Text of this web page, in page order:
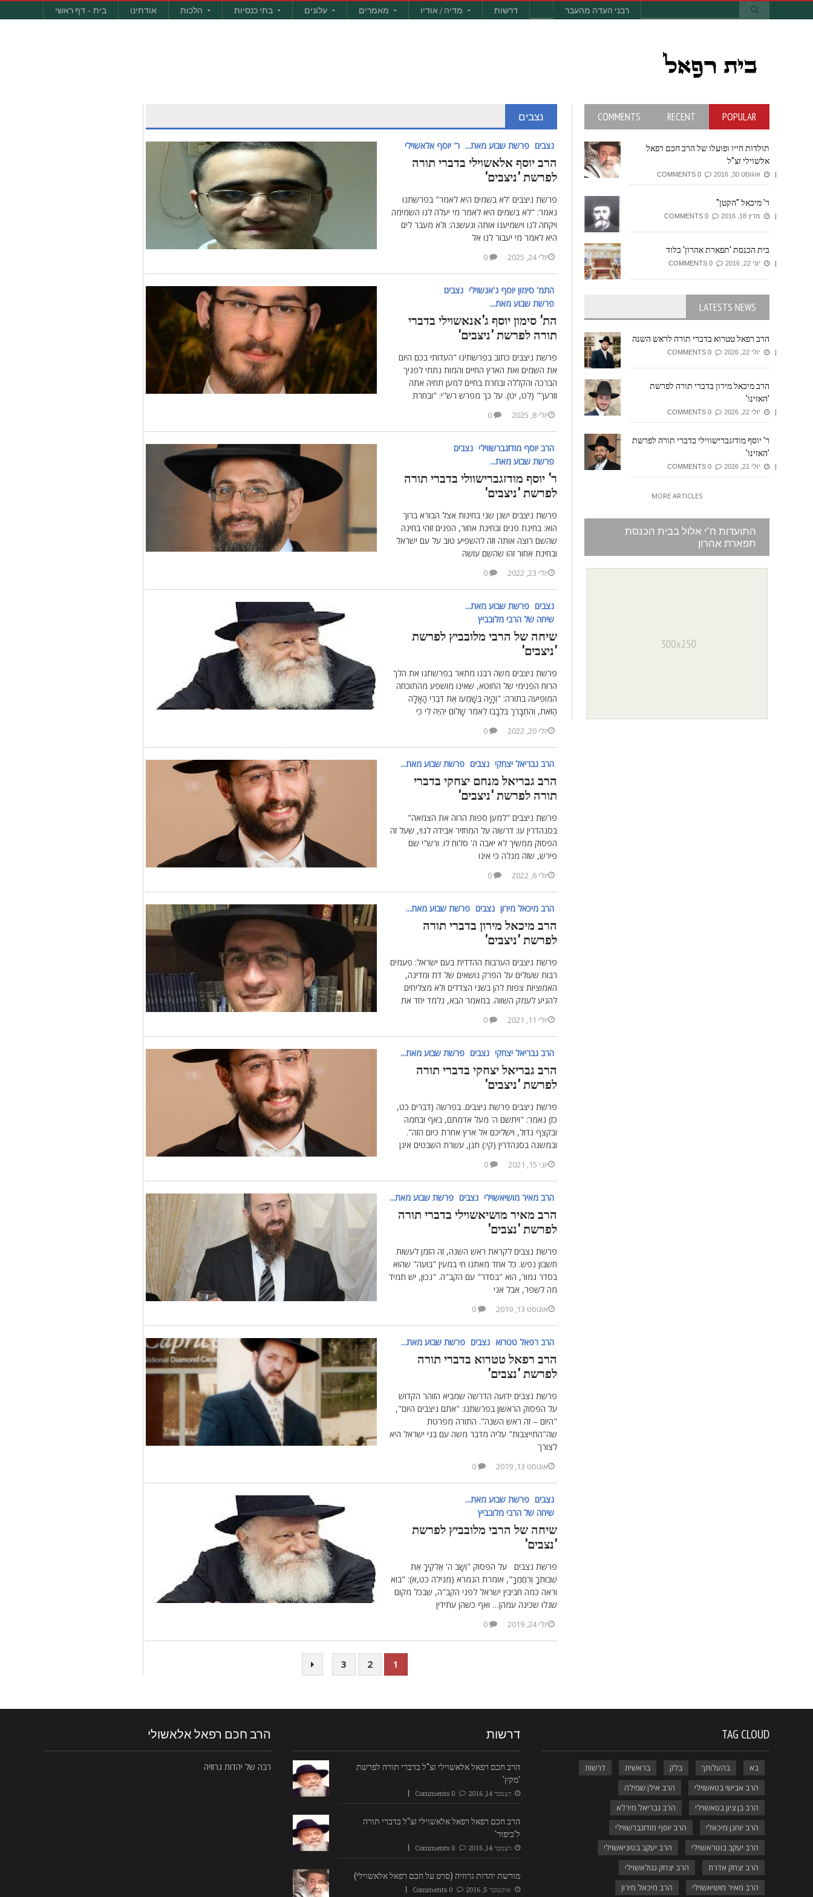
בית – דף ראשי אודתינו הלכות בתי כנסיות עלונים מאמרים מדיה / אודיו דרשות רבני העדה מהעבר
נצבים
נצבים פרשת שבוע מאת... ר' יוסף אלאשוילי
הרב יוסף אלאשוילי בדברי תורה
לפרשת 'ניצבים'
פרשת ניצבים 'לא בשמים היא לאמר" בפרשתנו
נאמר: "לא בשמים היא לאמר מי יעלה לנו השמימה
ויקחה לנו וישמיענו אותה ונעשנה: ולא מעבר לים
היא לאמר מי יעבור לנו אל
יולי 24, 2025
התמ' סימון יוסף ג'אנשוילי נצבים
פרשת שבוע מאת...
הת' סימון יוסף ג'אנאשוילי בדברי
תורה לפרשת 'ניצבים'
פרשת ניצבים כתוב בפרשתינו "העדותי בכם היום
את השמים ואת הארץ החיים והמות נתתי לפניך
הברכה והקללה ובחרת בחיים למען תחיה אתה
וזרעך" (לט, יט). על כך מפרש רש"י: "ובחרת
יולי 8, 2025
הרב יוסף מודזגברשווילי נצבים
פרשת שבוע מאת...
ר' יוסף מודזגברישוולי בדברי תורה
לפרשת 'ניצבים'
פרשת ניצבים ישנן שני בחינות אצל הבורא ברוך
הוא: בחינת פנים ובחינת אחור, הפנים זוהי בחינה
שהשם רוצה אותה וזה להשפיע טוב על עם ישראל
ובחינת אחור זהו שהשם עושה
יולי 23, 2022
נצבים פרשת שבוע מאת...
שיחה של הרבי מלובביץ
שיחה של הרבי מלובביץ לפרשת
'ניצבים'
פרשת ניצבים משה רבנו מתאר בפרשתנו את הלך
הרוח הפנימי של החוטא, שאינו מושפע מהתוכחה
המופיעה בתורה: "וְהָיָה בְּשָׁמְעוֹ אֶת דִּבְרֵי הָאָלָה
הַזֹּאת, וְהִתְבָּרֵךְ בִּלְבָבוֹ לֵאמֹר שָׁלוֹם יִהְיֶה לִּי כִּי
יולי 20, 2022
הרב גבריאל יצחקי נצבים פרשת שבוע מאת...
הרב גבריאל מנחם יצחקי בדברי
תורה לפרשת 'ניצבים'
פרשת ניצבים "למען ספות הרוה את הצמאה"
בסנהדרין עו: דרשוה על המחזיר אבידה לגוי, שעל זה
הפסוק ממשיך לא יאבה ה' סלוח לו. ורש"י שם
פירש, שזה מגלה כי אינו
יולי 6, 2022
הרב מיכאל מירון נצבים פרשת שבוע מאת...
הרב מיכאל מירון בדברי תורה
לפרשת 'ניצבים'
פרשת ניצבים הערבות ההדדית בעם ישראל: פעמים
רבות שעולים על הפרק נושאים של דת ומדינה,
האמוציות צפות להן בשני הצדדים ולא מצליחים
להגיע לעמק השווה. במאמר הבא, נלמד יחד את
יולי 11, 2021
הרב גבריאל יצחקי נצבים פרשת שבוע מאת...
הרב גבריאל יצחקי בדברי תורה
לפרשת 'ניצבים'
פרשת ניצבים פרשת ניצבים. בפרשה (דברים כט,
כז) נאמר: "ויתשם ה' מעל אדמתם, באף ובחמה
ובקצף גדול, וישליכם אל ארץ אחרת כיום הזה".
ובמשנה בסנהדרין (קי:) תנן, עשרת השבטים אינן
יוני 15, 2021
הרב מאיר מושיאשוילי נצבים פרשת שבוע מאת...
הרב מאיר מושיאשוילי בדברי תורה
לפרשת 'נצבים'
פרשת נצבים לקראת ראש השנה, זה הזמן לעשות
חשבון נפש. כל אחד מאתנו חי במעין "בועה" שהוא
בסדר גמור, הוא "בסדר" עם הקב"ה. "נכון, יש תמיד
מה לשפר, אבל אני
אוגוסט 13, 2019
הרב רפאל טטרוא נצבים פרשת שבוע מאת...
הרב רפאל טטרוא בדברי תורה
לפרשת 'נצבים'
פרשת נצבים ידועה הדרשה שמביא הזוהר הקדוש
על הפסוק הראשון בפרשתנו: "אתם ניצבים היום",
"היום – זה ראש השנה". התורה מפרטת
שה"התייצבות" עליה מדבר משה עם בני ישראל היא
לצורך
אוגוסט 13, 2019
נצבים פרשת שבוע מאת...
שיחה של הרבי מלובביץ
שיחה של הרבי מלובביץ לפרשת
'נצבים'
פרשת נצבים על הפסוק "וְשָׁב ה' אֱלֹקֶיךָ אֶת
שְׁבוּתְךָ וְרִחֲמֶךָ", אומרת הגמרא (מגילה כט,א): "בוא
וראה כמה חביבין ישראל לפני הקב"ה, שבכל מקום
שגלו שכינה עמהן… ואף כשהן עתידין
יולי 24, 2019
1
2
3
POPULAR
RECENT
COMMENTS
תולדות חייו ופועלו של הרב חכם רפאל
אלשוילי זצ"ל
אוגוסט 30, 2016
ר' מיכאל "הקטן"
מרץ 18, 2016
בית הכנסת 'תפארת אהרון' בלוד
יוני 22, 2016
LATESTS NEWS
הרב רפאל טטרוא בדברי תורה לראש השנה
יולי 22, 2026
הרב מיכאל מירון בדברי תורה לפרשת
'האזינו'
יולי 22, 2026
ר' יוסף מודזגברישווילי בדברי תורה לפרשת
'האזינו'
יולי 21, 2026
MORE ARTICLES
התועדות ח"י אלול בבית הכנסת
תפארת אהרון
הרב חכם רפאל אלאשולי
רבה של יהדות גרוזיה
דרשות
הרב חכם רפאל אלאשוילי זצ"ל בדברי תורה לפרשת
'מקץ'
דצמבר 14, 2016
הרב חכם רפאל רפאל אלאשוילי זצ"ל בדברי תורה
ל'כיפור'
דצמבר 14, 2016
מורשת יהדות גרוזיה (סרט על חכם רפאל אלאשוילי)
אוקטובר 5, 2016
TAG CLOUD
בא בהעלותך בלק בראשית
דרשות
הרב אבישי בטאשוילי
הרב אילן שמילה
הרב בן ציון בטאשוילי
הרב גבריאל מירלא
הרב יוחנן מיכאלי
הרב יוסף מודזגברשווילי
הרב יעקב בוטראשוילי
הרב יעקב בטוניאשוילי
הרב יצחק אדרת
הרב יצחק גגולאשוילי
הרב מאיר מושיאשוילי
הרב מיכאל מירון